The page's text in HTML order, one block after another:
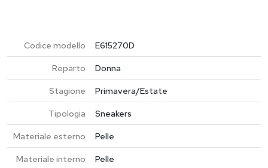
Codice modello
E615270D
Reparto
Donna
Stagione
Primavera/Estate
Tipologia
Sneakers
Materiale esterno
Pelle
Materiale interno
Pelle